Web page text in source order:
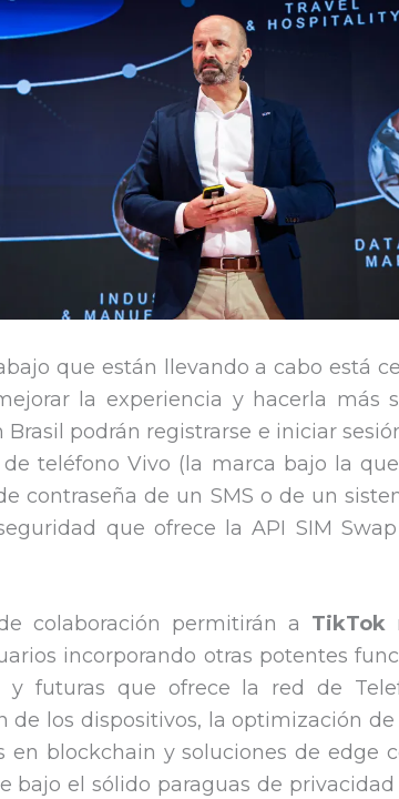
que están llevando a cabo está
la experiencia y hacerla más
Brasil podrán registrarse e iniciar
teléfono Vivo (la marca bajo la
contraseña de un SMS o de un
que ofrece la API SIM
colaboración permitirán a TikTok
incorporando otras potentes
y futuras que ofrece la red de
de los dispositivos, la optimización
en blockchain y soluciones de edge
bajo el sólido paraguas de